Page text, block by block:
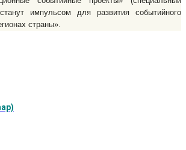
импульсом для развития событийного
страны».